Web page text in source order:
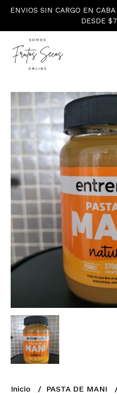
ENVIOS SIN CARGO EN
DESDE
Inicio
PASTA DE MANI